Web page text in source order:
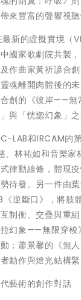
來豐富的聲響視聽
最新的虛擬實境（
國家歌劇院共製
作曲家黃祈諺合
魂離開肉體後的
創的《彼岸——無
與「恍惚幻象」之
LAB和IRCAM的
、林祐如和音樂
律動線條，體現
待發。另一件由
逆斷口》，將肢
制衡、交疊與重
幻象——無限穿梭
；蕭景馨的《無
動作與燈光結構緊
藝術的創作對話